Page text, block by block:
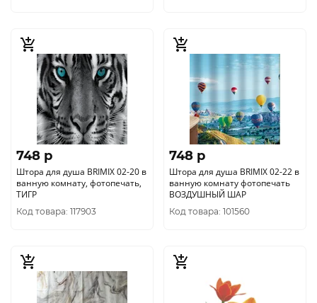
748 p
Штора для душа BRIMIX 02-20 в
ванную комнату, фотопечать,
ТИГР
Код товара: 117903
748 p
Штора для душа BRIMIX 02-22 в
ванную комнату фотопечать
ВОЗДУШНЫЙ ШАР
Код товара: 101560